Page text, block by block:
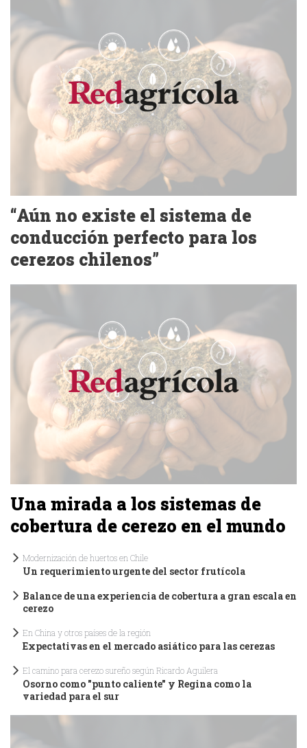
“Aún no existe el sistema de
conducción perfecto para los
cerezos chilenos”
Una mirada a los sistemas de
cobertura de cerezo en el mundo
Modernización de huertos en Chile
Un requerimiento urgente del sector frutícola
Balance de una experiencia de cobertura a gran escala en
cerezo
En China y otros países de la región
Expectativas en el mercado asiático para las cerezas
El camino para cerezo sureño según Ricardo Aguilera
Osorno como "punto caliente" y Regina como la
variedad para el sur